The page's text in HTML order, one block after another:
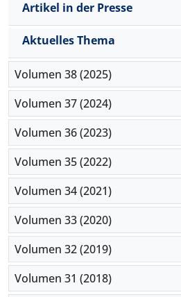
Artikel in der Presse
Aktuelles Thema
Volumen 38 (2025)
Volumen 37 (2024)
Volumen 36 (2023)
Volumen 35 (2022)
Volumen 34 (2021)
Volumen 33 (2020)
Volumen 32 (2019)
Volumen 31 (2018)